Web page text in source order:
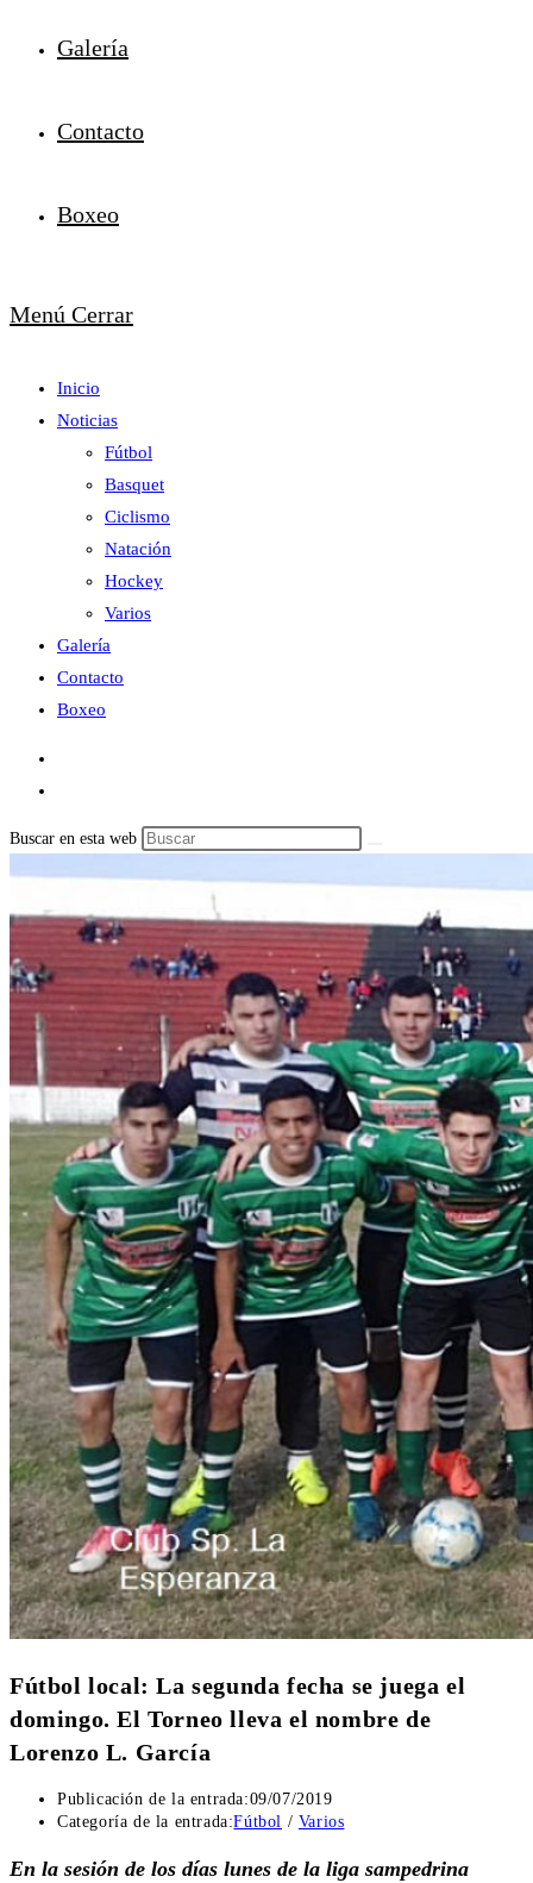
Galería
Contacto
Boxeo
Menú Cerrar
Inicio
Noticias
Fútbol
Basquet
Ciclismo
Natación
Hockey
Varios
Galería
Contacto
Boxeo
Buscar en esta web
Fútbol local: La segunda fecha se juega el
domingo. El Torneo lleva el nombre de
Lorenzo L. García
Publicación de la entrada:09/07/2019
Categoría de la entrada:Fútbol / Varios
En la sesión de los días lunes de la liga sampedrina